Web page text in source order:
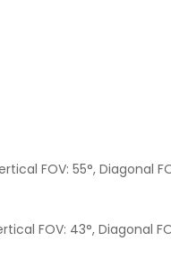
FOV: 55°, Diagonal
FOV: 43°, Diagonal